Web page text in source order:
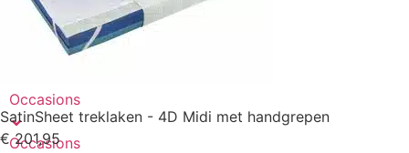
Rollator
Rollator accessoires
Occasions
Occasions
SatinSheet treklaken - 4D Midi met handgrepen
€ 201,95